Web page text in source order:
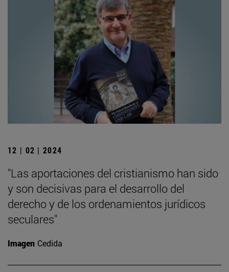
12 | 02 | 2024
"Las aportaciones del cristianismo han sido
y son decisivas para el desarrollo del
derecho y de los ordenamientos jurídicos
seculares"
Imagen Cedida